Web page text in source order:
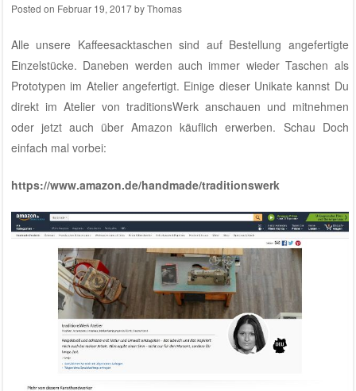
Posted on Februar 19, 2017byThomas
Alle unsere Kaffeesacktaschen sind auf Bestellung angefertigte
Einzelstücke. Daneben werden auch immer wieder Taschen als
Prototypen im Atelier angefertigt. Einige dieser Unikate kannst Du
direkt im Atelier von traditionsWerkanschauen und mitnehmen
oder jetzt auch über Amazon käuflich erwerben. Schau Doch
einfach mal vorbei:
https://www.amazon.de/handmade/traditionswerk